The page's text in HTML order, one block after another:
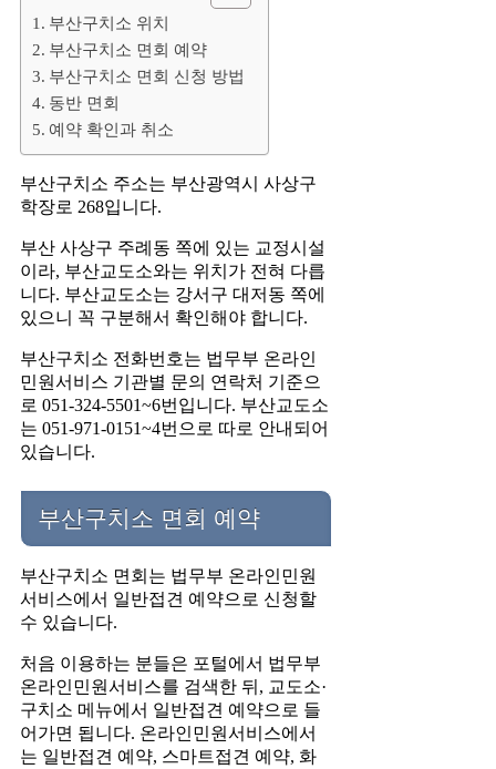
부산구치소 위치
부산구치소 면회 예약
부산구치소 면회 신청 방법
동반 면회
예약 확인과 취소
부산구치소 주소는 부산광역시 사상구
학장로 268입니다.
부산 사상구 주례동 쪽에 있는 교정시설
이라, 부산교도소와는 위치가 전혀 다릅
니다. 부산교도소는 강서구 대저동 쪽에
있으니 꼭 구분해서 확인해야 합니다.
부산구치소 전화번호는 법무부 온라인
민원서비스 기관별 문의 연락처 기준으
로 051-324-5501~6번입니다. 부산교도소
는 051-971-0151~4번으로 따로 안내되어
있습니다.
부산구치소 면회 예약
부산구치소 면회는 법무부 온라인민원
서비스에서 일반접견 예약으로 신청할
수 있습니다.
처음 이용하는 분들은 포털에서 법무부
온라인민원서비스를 검색한 뒤, 교도소·
구치소 메뉴에서 일반접견 예약으로 들
어가면 됩니다. 온라인민원서비스에서
는 일반접견 예약, 스마트접견 예약, 화